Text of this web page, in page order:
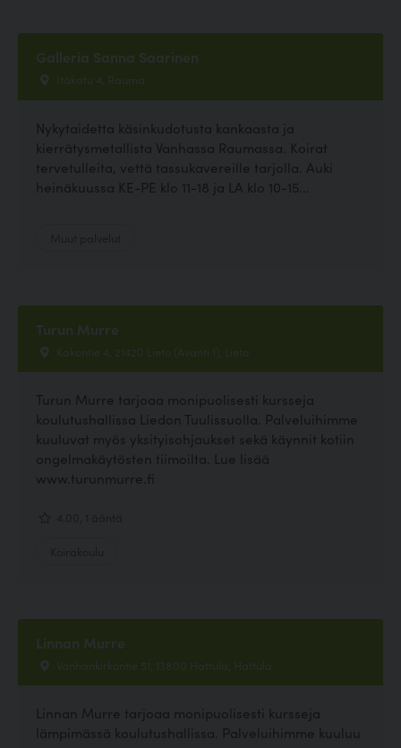
Galleria Sanna Saarinen
Itäkatu 4, Rauma
Nykytaidetta käsinkudotusta kankaasta ja
kierrätysmetallista Vanhassa Raumassa. Koirat
tervetulleita, vettä tassukavereille tarjolla. Auki
heinäkuussa KE-PE klo 11-18 ja LA klo 10-15...
Turun Murre
Kakontie 4, 21420 Lieto (Avanti 1), Lieto
Turun Murre tarjoaa monipuolisesti kursseja
koulutushallissa Liedon Tuulissuolla. Palveluihimme
kuuluvat myös yksityisohjaukset sekä käynnit kotiin
ongelmakäytösten tiimoilta. Lue lisää
www.turunmurre.fi
Linnan Murre
Vanhankirkontie 51, 13800 Hattula, Hattula
Linnan Murre tarjoaa monipuolisesti kursseja
lämpimässä koulutushallissa. Palveluihimme kuuluu